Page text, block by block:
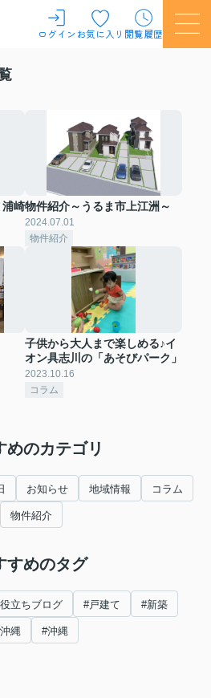
ログインお気に入り 閲覧履歴
崎物件紹介～うるま市上江洲～
2024.07.01
物件紹介
子供から大人まで楽しめる♪イ
オン具志川の「あそびパーク」
2023.10.16
コラム
めのカテゴリ
お知らせ 地域情報 コラム
物件紹介
すめのタグ
立ちブログ #戸建て #新築
縄 #沖縄